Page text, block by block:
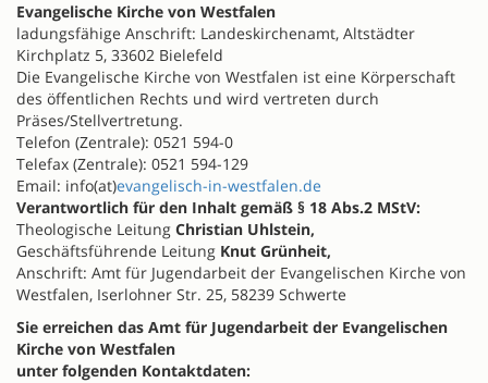
Evangelische Kirche von Westfalen
ladungsfähige Anschrift: Landeskirchenamt, Altstädter
Kirchplatz 5, 33602 Bielefeld
Die Evangelische Kirche von Westfalen ist eine Körperschaft
des öffentlichen Rechts und wird vertreten durch
Präses/Stellvertretung.
Telefon (Zentrale): 0521 594-0
Telefax (Zentrale): 0521 594-129
Email: info(at)evangelisch-in-westfalen.de
Verantwortlich für den Inhalt gemäß § 18 Abs.2 MStV:
Theologische Leitung Christian Uhlstein,
Geschäftsführende Leitung Knut Grünheit,
Anschrift: Amt für Jugendarbeit der Evangelischen Kirche von
Westfalen, Iserlohner Str. 25, 58239 Schwerte
Sie erreichen das Amt für Jugendarbeit der Evangelischen
Kirche von Westfalen
unter folgenden Kontaktdaten: